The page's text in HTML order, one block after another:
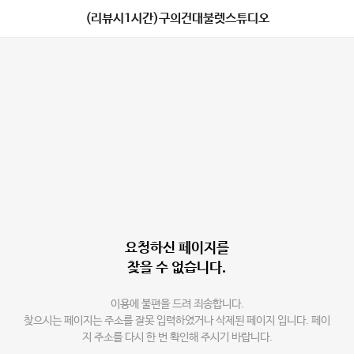
(리뷰시1시간)구의건대불렛스튜디오
요청하신 페이지를
찾을 수 없습니다.
이용에 불편을 드려 죄송합니다.
찾으시는 페이지는 주소를 잘못 입력하였거나 삭제된 페이지 입니다. 페이
지 주소를 다시 한 번 확인해 주시기 바랍니다.